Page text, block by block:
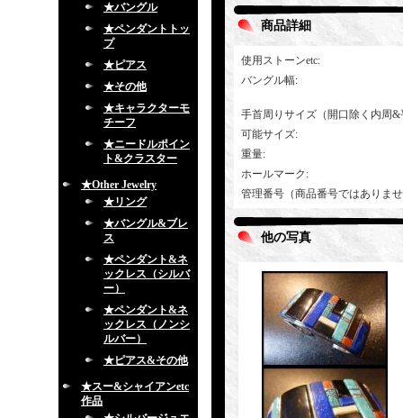
★バングル
★ペンダントトッ
プ
★ピアス
★その他
★キャラクターモ
チーフ
★ニードルポイン
ト&クラスター
★Other Jewelry
★リング
★バングル&ブレ
ス
★ペンダント&ネ
ックレス（シルバ
ー）
★ペンダント&ネ
ックレス（ノンシ
ルバー）
★ピアス&その他
★スー&シャイアンetc
作品
商品詳細
使用ストーンetc:
バングル幅:
手首周りサイズ（開口除く内周&
可能サイズ:
重量:
ホールマーク :
管理番号（商品番号ではありま
他の写真